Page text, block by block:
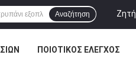
Αναζήτηση
ΠΟΙΟΤΙΚΌΣ ΈΛΕΓΧΟΣ